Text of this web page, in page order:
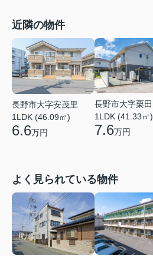
近隣の物件
長野市大字安茂里
1LDK (46.09㎡)
6.6万円
長野市大字栗田
1LDK (41.33㎡)
7.6万円
よく見られている物件